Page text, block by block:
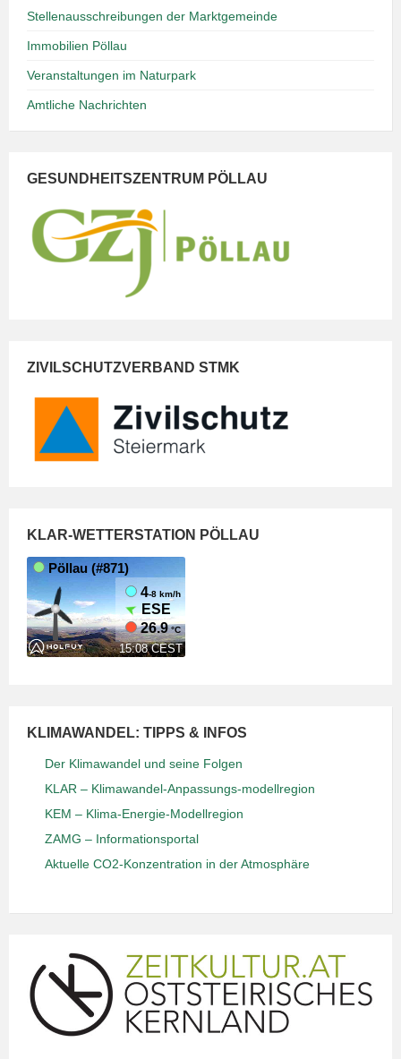
Stellenausschreibungen der Marktgemeinde
Immobilien Pöllau
Veranstaltungen im Naturpark
Amtliche Nachrichten
GESUNDHEITSZENTRUM PÖLLAU
ZIVILSCHUTZVERBAND STMK
KLAR-WETTERSTATION PÖLLAU
KLIMAWANDEL: TIPPS & INFOS
Der Klimawandel und seine Folgen
KLAR – Klimawandel-Anpassungs-modellregion
KEM – Klima-Energie-Modellregion
ZAMG – Informationsportal
Aktuelle CO2-Konzentration in der Atmosphäre